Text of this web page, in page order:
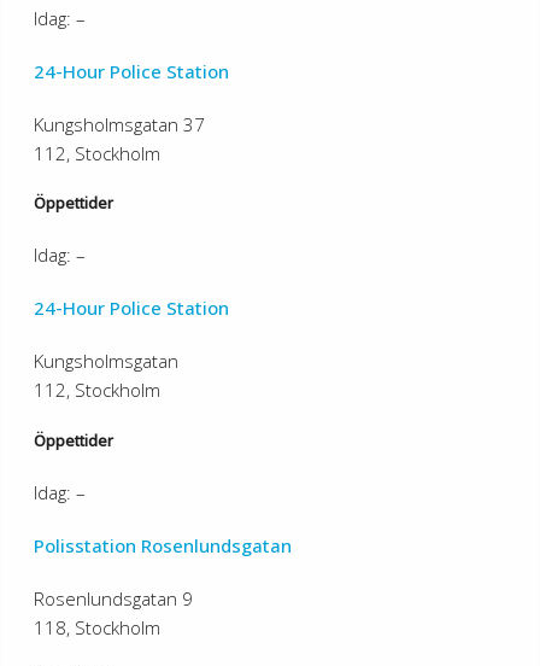
Idag: –
24-Hour Police Station
Kungsholmsgatan 37
112, Stockholm
Öppettider
Idag: –
24-Hour Police Station
Kungsholmsgatan
112, Stockholm
Öppettider
Idag: –
Polisstation Rosenlundsgatan
Rosenlundsgatan 9
118, Stockholm